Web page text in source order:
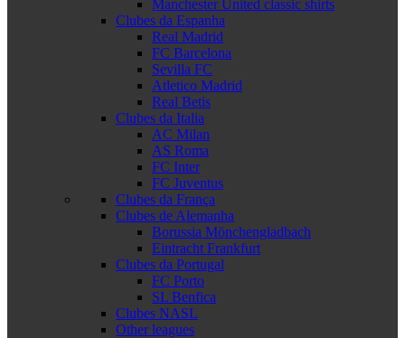
Manchester United classic shirts
Clubes da Espanha
Real Madrid
FC Barcelona
Sevilla FC
Atletico Madrid
Real Betis
Clubes da Italia
AC Milan
AS Roma
FC Inter
FC Juventus
Clubes da França
Clubes de Alemanha
Borussia Mönchengladbach
Eintracht Frankfurt
Clubes da Portugal
FC Porto
SL Benfica
Clubes NASL
Other leagues